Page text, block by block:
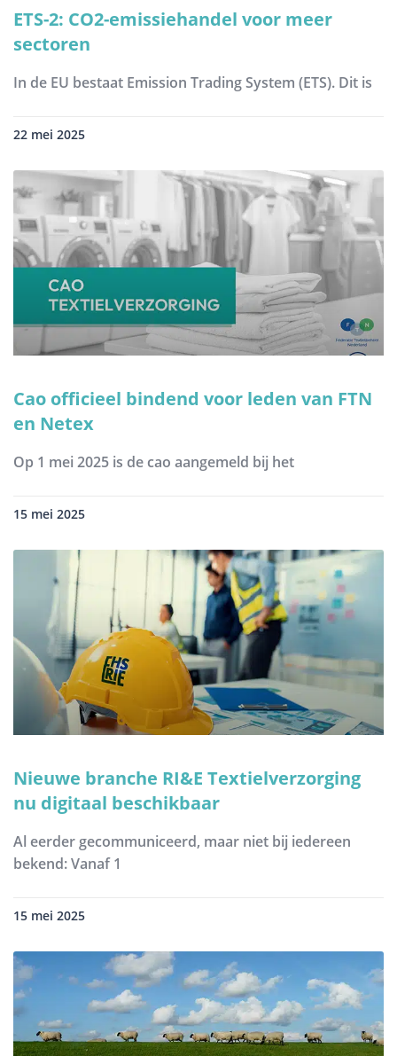
ETS-2: CO2-emissiehandel voor meer
sectoren
In de EU bestaat Emission Trading System (ETS). Dit is
22 mei 2025
Cao officieel bindend voor leden van FTN
en Netex
Op 1 mei 2025 is de cao aangemeld bij het
15 mei 2025
Nieuwe branche RI&E Textielverzorging
nu digitaal beschikbaar
Al eerder gecommuniceerd, maar niet bij iedereen
bekend: Vanaf 1
15 mei 2025